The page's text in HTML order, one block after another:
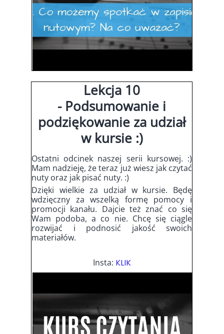
Lekcja 10
- Podsumowanie i
podziękowanie za udział
w kursie :)
Ostatni odcinek naszej serii kursowej. :)
Mam nadzieję, że teraz już wiesz jak czytać
nuty oraz jak pisać nuty. :)
Dzięki wielkie za udział w kursie. Będę
wdzięczny za wszelką formę pomocy i
promocji kanału. Dajcie też znać co się
Wam podoba, a co nie. Chcę się ciągle
rozwijać i podnosić jakość swoich
materiałów.
Insta: KLIK